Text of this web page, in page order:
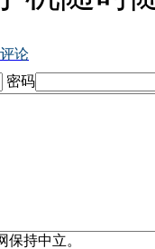
论
密码
持中立。